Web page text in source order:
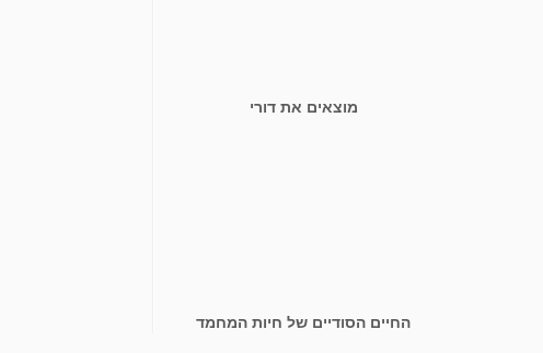
מוצאים את דורי
החיים הסודיים של חיות המחמד